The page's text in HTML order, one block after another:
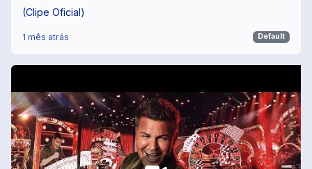
(Clipe Oficial)
1 mês atrás Default